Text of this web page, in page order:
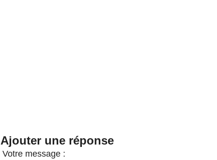
Ajouter une réponse
Votre message :